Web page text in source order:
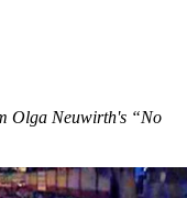
Olga Neuwirth's “No